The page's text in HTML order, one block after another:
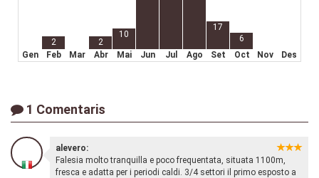
2 2
10
17
6
Gen
Feb Mar Abr Mai Jun Jul Ago Set Oct Nov Des
1 Comentaris
alevero:
Falesia molto tranquilla e poco frequentata, situata 1100m,
fresca e adatta per i periodi caldi. 3/4 settori il primo esposto a